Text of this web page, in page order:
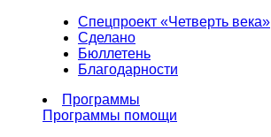
Спецпроект «Четверть века»
Сделано
Бюллетень
Благодарности
Программы
Программы помощи